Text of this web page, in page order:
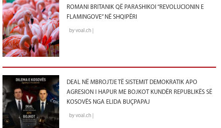
ROMANI BRITANIK QË PARASHIKOI “REVOLUCIONIN E
FLAMINGOVE” NË SHQIPËRI
by voal.ch |
DEAL NË MBROJTJE TË SISTEMIT DEMOKRATIK APO
AGRESION I HAPUR ME BOJKOT KUNDËR REPUBLIKËS SË
KOSOVËS NGA ELIDA BUÇPAPAJ
by voal.ch |